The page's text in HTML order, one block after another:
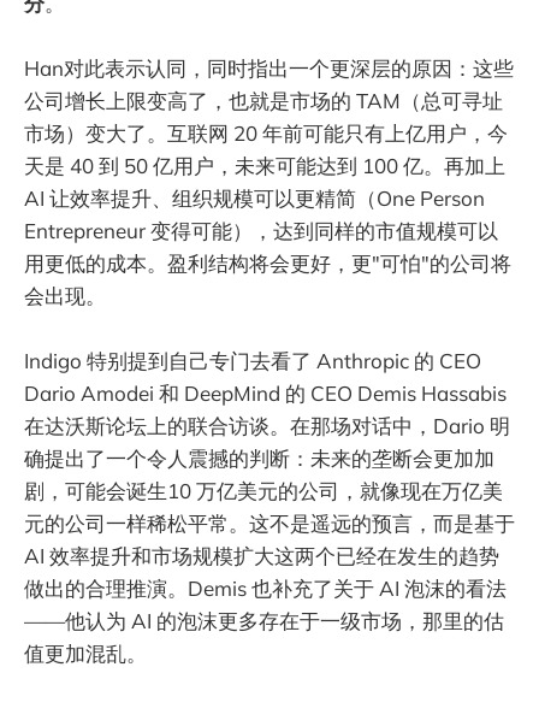
Han对此表示认同，同时指出一个更深层的原因：这些
公司增长上限变高了，也就是市场的 TAM（总可寻址
市场）变大了。互联网 20 年前可能只有上亿用户，今
天是 40 到 50 亿用户，未来可能达到 100 亿。再加上
AI 让效率提升、组织规模可以更精简（One Person
Entrepreneur 变得可能），达到同样的市值规模可以
用更低的成本。盈利结构将会更好，更"可怕"的公司将
会出现。
Indigo 特别提到自己专门去看了 Anthropic 的 CEO
Dario Amodei 和 DeepMind 的 CEO Demis Hassabis
在达沃斯论坛上的联合访谈。在那场对话中，Dario 明
确提出了一个令人震撼的判断：未来的垄断会更加加
剧，可能会诞生10 万亿美元的公司，就像现在万亿美
元的公司一样稀松平常。这不是遥远的预言，而是基于
AI 效率提升和市场规模扩大这两个已经在发生的趋势
做出的合理推演。Demis 也补充了关于 AI 泡沫的看法
——他认为 AI 的泡沫更多存在于一级市场，那里的估
值更加混乱。